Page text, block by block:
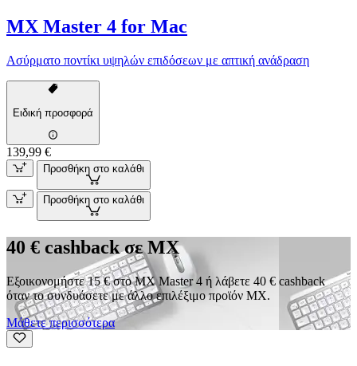
MX Master 4 for Mac
Ασύρματο ποντίκι υψηλών επιδόσεων με απτική ανάδραση
Ειδική προσφορά
139,99 €
Προσθήκη στο καλάθι
Προσθήκη στο καλάθι
40 € cashback σε MX
Εξοικονομήστε 15 € στο MX Master 4 ή λάβετε 40 € cashback
όταν το συνδυάσετε με άλλο επιλέξιμο προϊόν MX.
Μάθετε περισσότερα